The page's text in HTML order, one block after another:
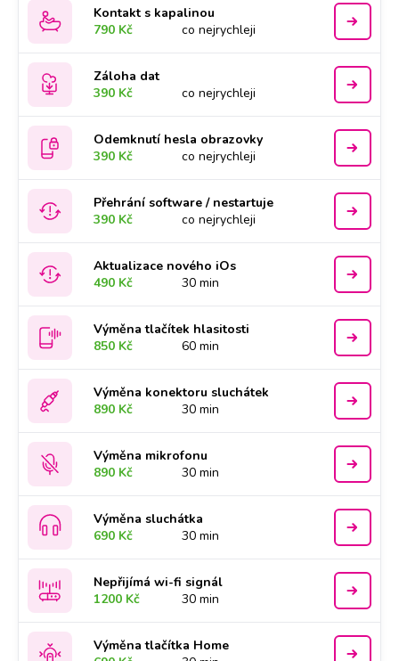
Kontakt s kapalinou
790 Kč
co nejrychleji
Záloha dat
390 Kč
co nejrychleji
Odemknutí hesla obrazovky
390 Kč
co nejrychleji
Přehrání software / nestartuje
390 Kč
co nejrychleji
Aktualizace nového iOs
490 Kč
30 min
Výměna tlačítek hlasitosti
850 Kč
60 min
Výměna konektoru sluchátek
890 Kč
30 min
Výměna mikrofonu
890 Kč
30 min
Výměna sluchátka
690 Kč
30 min
Nepřijímá wi-fi signál
1200 Kč
30 min
Výměna tlačítka Home